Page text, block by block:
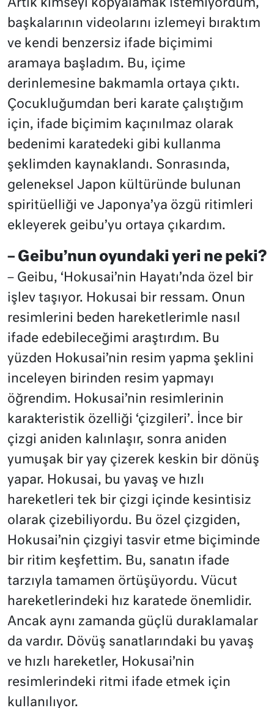
Artık kimseyi kopyalamak istemiyordum,
başkalarının videolarını izlemeyi bıraktım
ve kendi benzersiz ifade biçimimi
aramaya başladım. Bu, içime
derinlemesine bakmamla ortaya çıktı.
Çocukluğumdan beri karate çalıştığım
için, ifade biçimim kaçınılmaz olarak
bedenimi karatedeki gibi kullanma
şeklimden kaynaklandı. Sonrasında,
geleneksel Japon kültüründe bulunan
spiritüelliği ve Japonya’ya özgü ritimleri
ekleyerek geibu’yu ortaya çıkardım.
– Geibu’nun oyundaki yeri ne peki?
– Geibu, ‘Hokusai’nin Hayatı’nda özel bir
işlev taşıyor. Hokusai bir ressam. Onun
resimlerini beden hareketlerimle nasıl
ifade edebileceğimi araştırdım. Bu
yüzden Hokusai’nin resim yapma şeklini
inceleyen birinden resim yapmayı
öğrendim. Hokusai’nin resimlerinin
karakteristik özelliği ‘çizgileri’. İnce bir
çizgi aniden kalınlaşır, sonra aniden
yumuşak bir yay çizerek keskin bir dönüş
yapar. Hokusai, bu yavaş ve hızlı
hareketleri tek bir çizgi içinde kesintisiz
olarak çizebiliyordu. Bu özel çizgiden,
Hokusai’nin çizgiyi tasvir etme biçiminde
bir ritim keşfettim. Bu, sanatın ifade
tarzıyla tamamen örtüşüyordu. Vücut
hareketlerindeki hız karatede önemlidir.
Ancak aynı zamanda güçlü duraklamalar
da vardır. Dövüş sanatlarındaki bu yavaş
ve hızlı hareketler, Hokusai’nin
resimlerindeki ritmi ifade etmek için
kullanılıyor.